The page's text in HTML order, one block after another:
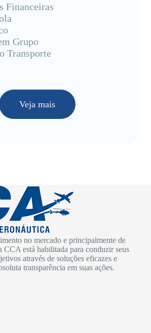
Financeiras
Grupo
Transporte
Veja mais
no mercado e principalmente de
CCA está habilitada para conduzir seus
através de soluções eficazes e
transparência em suas ações.